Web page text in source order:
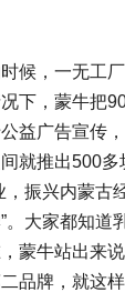
候，一无工
下，蒙牛把
益广告宣传
就推出500多
，振兴内蒙古
。大家都知道
蒙牛站出来
品牌，就这